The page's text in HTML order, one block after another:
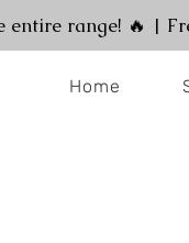
entire range! 🔥 |
Home